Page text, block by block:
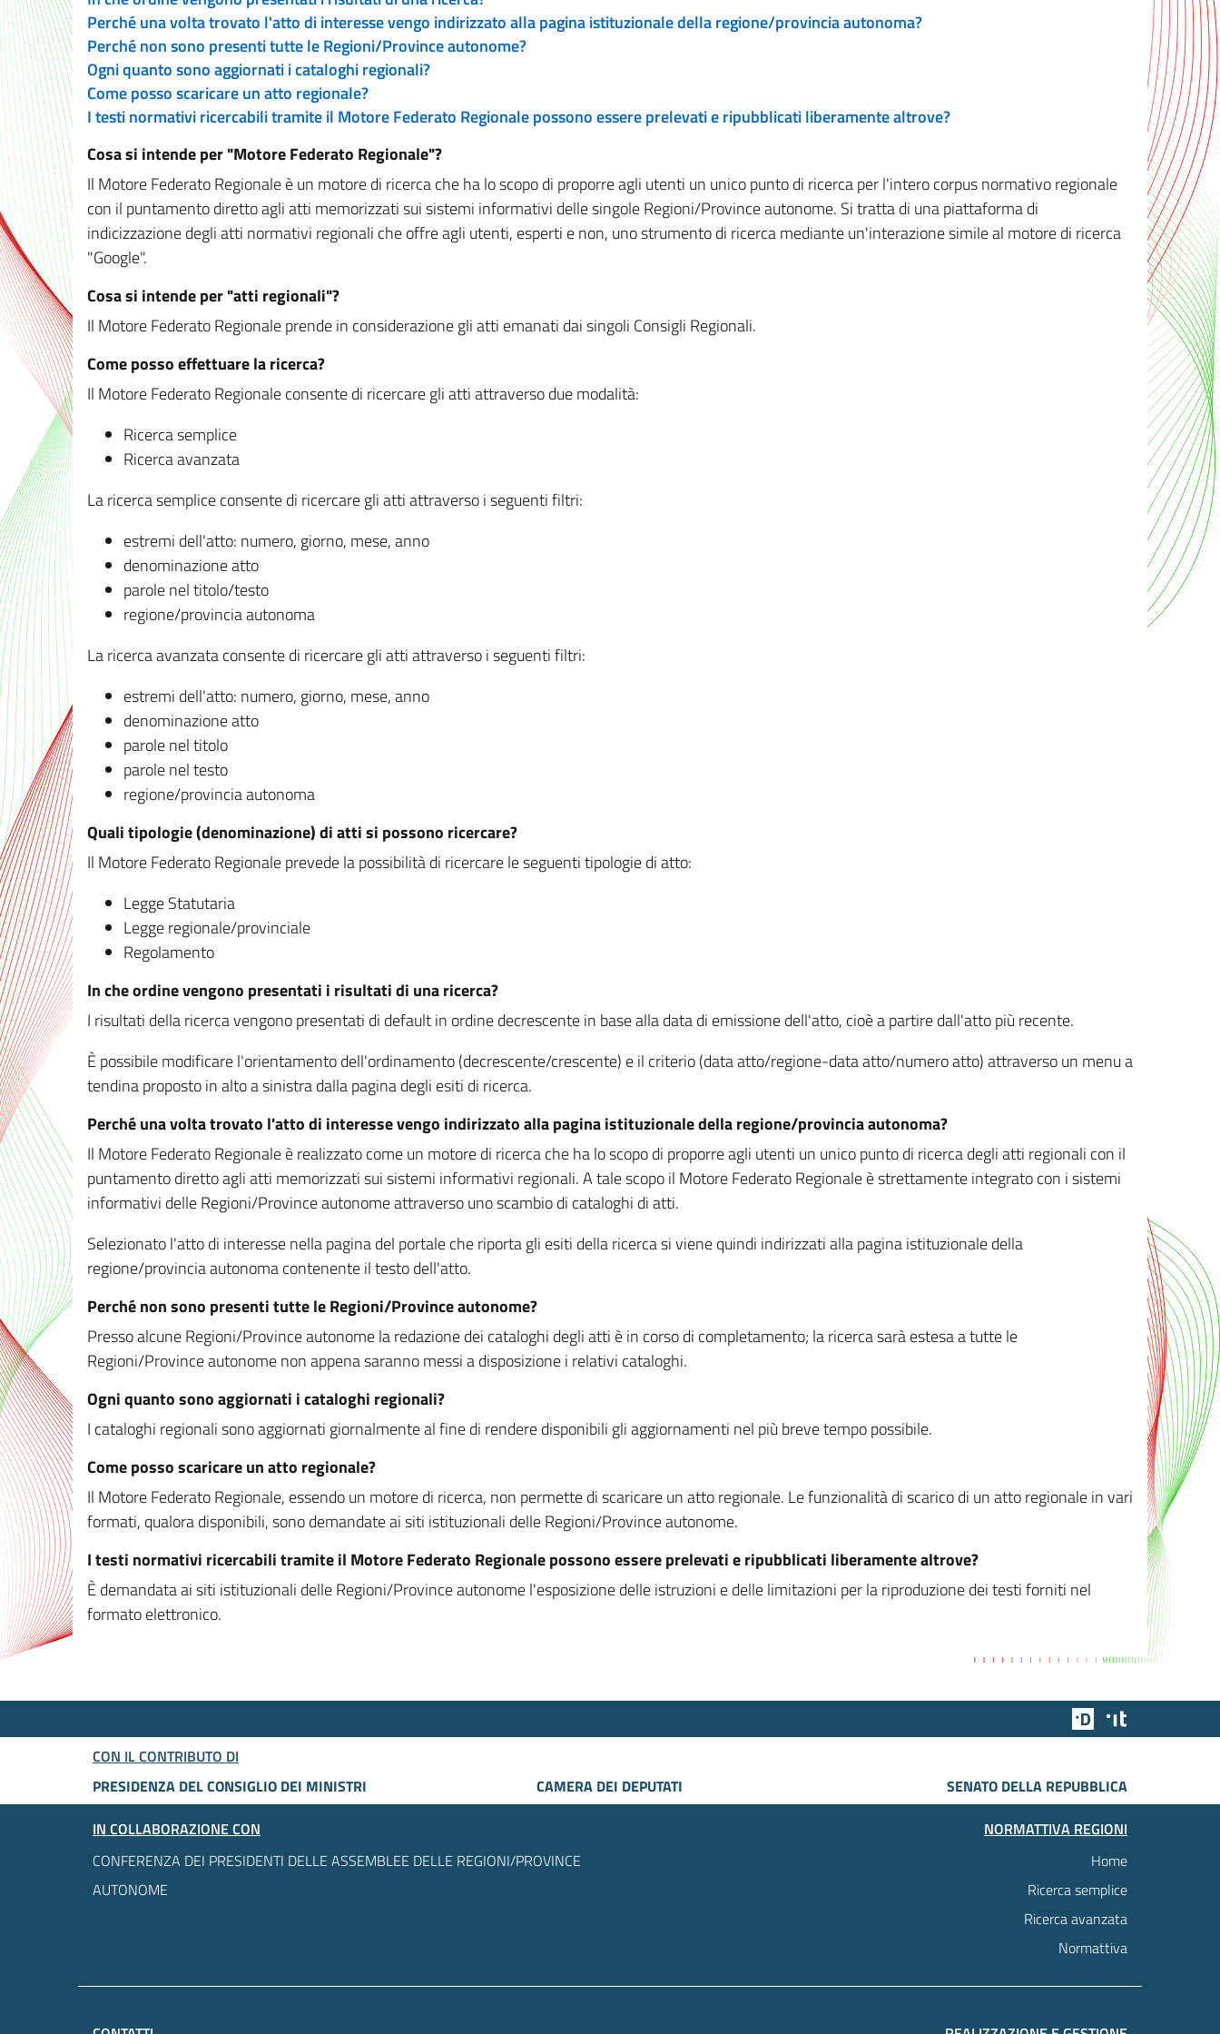
Perché una volta trovato l'atto di interesse vengo indirizzato alla pagina istituzionale della regione/provincia autonoma?
Perché non sono presenti tutte le Regioni/Province autonome?
Ogni quanto sono aggiornati i cataloghi regionali?
Come posso scaricare un atto regionale?
I testi normativi ricercabili tramite il Motore Federato Regionale possono essere prelevati e ripubblicati liberamente altrove?
Cosa si intende per "Motore Federato Regionale"?
Il Motore Federato Regionale è un motore di ricerca che ha lo scopo di proporre agli utenti un unico punto di ricerca per l'intero corpus normativo regionale
con il puntamento diretto agli atti memorizzati sui sistemi informativi delle singole Regioni/Province autonome. Si tratta di una piattaforma di
indicizzazione degli atti normativi regionali che offre agli utenti, esperti e non, uno strumento di ricerca mediante un'interazione simile al motore di ricerca
"Google".
Cosa si intende per "atti regionali"?
Il Motore Federato Regionale prende in considerazione gli atti emanati dai singoli Consigli Regionali.
Come posso effettuare la ricerca?
Il Motore Federato Regionale consente di ricercare gli atti attraverso due modalità:
Ricerca semplice
Ricerca avanzata
La ricerca semplice consente di ricercare gli atti attraverso i seguenti filtri:
estremi dell'atto: numero, giorno, mese, anno
denominazione atto
parole nel titolo/testo
regione/provincia autonoma
La ricerca avanzata consente di ricercare gli atti attraverso i seguenti filtri:
estremi dell'atto: numero, giorno, mese, anno
denominazione atto
parole nel titolo
parole nel testo
regione/provincia autonoma
Quali tipologie (denominazione) di atti si possono ricercare?
Il Motore Federato Regionale prevede la possibilità di ricercare le seguenti tipologie di atto:
Legge Statutaria
Legge regionale/provinciale
Regolamento
In che ordine vengono presentati i risultati di una ricerca?
I risultati della ricerca vengono presentati di default in ordine decrescente in base alla data di emissione dell'atto, cioè a partire dall'atto più recente.
È possibile modificare l'orientamento dell'ordinamento (decrescente/crescente) e il criterio (data atto/regione-data atto/numero atto) attraverso un menu a
tendina proposto in alto a sinistra dalla pagina degli esiti di ricerca.
Perché una volta trovato l'atto di interesse vengo indirizzato alla pagina istituzionale della regione/provincia autonoma?
Il Motore Federato Regionale è realizzato come un motore di ricerca che ha lo scopo di proporre agli utenti un unico punto di ricerca degli atti regionali con il
puntamento diretto agli atti memorizzati sui sistemi informativi regionali. A tale scopo il Motore Federato Regionale è strettamente integrato con i sistemi
informativi delle Regioni/Province autonome attraverso uno scambio di cataloghi di atti.
Selezionato l'atto di interesse nella pagina del portale che riporta gli esiti della ricerca si viene quindi indirizzati alla pagina istituzionale della
regione/provincia autonoma contenente il testo dell'atto.
Perché non sono presenti tutte le Regioni/Province autonome?
Presso alcune Regioni/Province autonome la redazione dei cataloghi degli atti è in corso di completamento; la ricerca sarà estesa a tutte le
Regioni/Province autonome non appena saranno messi a disposizione i relativi cataloghi.
Ogni quanto sono aggiornati i cataloghi regionali?
I cataloghi regionali sono aggiornati giornalmente al fine di rendere disponibili gli aggiornamenti nel più breve tempo possibile.
Come posso scaricare un atto regionale?
Il Motore Federato Regionale, essendo un motore di ricerca, non permette di scaricare un atto regionale. Le funzionalità di scarico di un atto regionale in vari
formati, qualora disponibili, sono demandate ai siti istituzionali delle Regioni/Province autonome.
I testi normativi ricercabili tramite il Motore Federato Regionale possono essere prelevati e ripubblicati liberamente altrove?
È demandata ai siti istituzionali delle Regioni/Province autonome l'esposizione delle istruzioni e delle limitazioni per la riproduzione dei testi forniti nel
formato elettronico.
Team Digitale
CON IL CONTRIBUTO DI
PRESIDENZA DEL CONSIGLIO DEI MINISTRI
CAMERA DEI DEPUTATI
SENATO DELLA REPUBBLICA
IN COLLABORAZIONE CON
CONFERENZA DEI PRESIDENTI DELLE ASSEMBLEE DELLE REGIONI/PROVINCE
AUTONOME
NORMATTIVA REGIONI
Home
Ricerca semplice
Ricerca avanzata
Normattiva